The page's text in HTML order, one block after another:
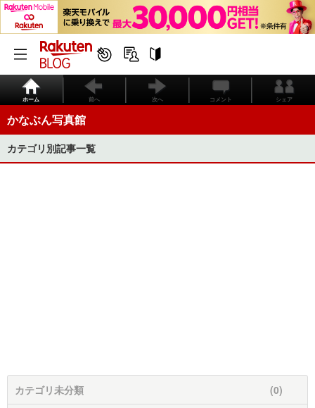
ホーム 前へ 次へ コメント シェア
かなぶん写真館
カテゴリ別記事一覧
カテゴリ未分類 (0)